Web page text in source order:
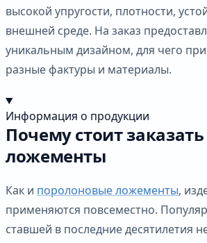
высокой упругости, плотности,
внешней среде. На заказ
уникальным дизайном, для чего
разные фактуры и материалы.
Информация о продукции
Почему стоит
ложементы
Как и поролоновые ложементы,
применяются повсеместно.
ставшей в последние десятилетия